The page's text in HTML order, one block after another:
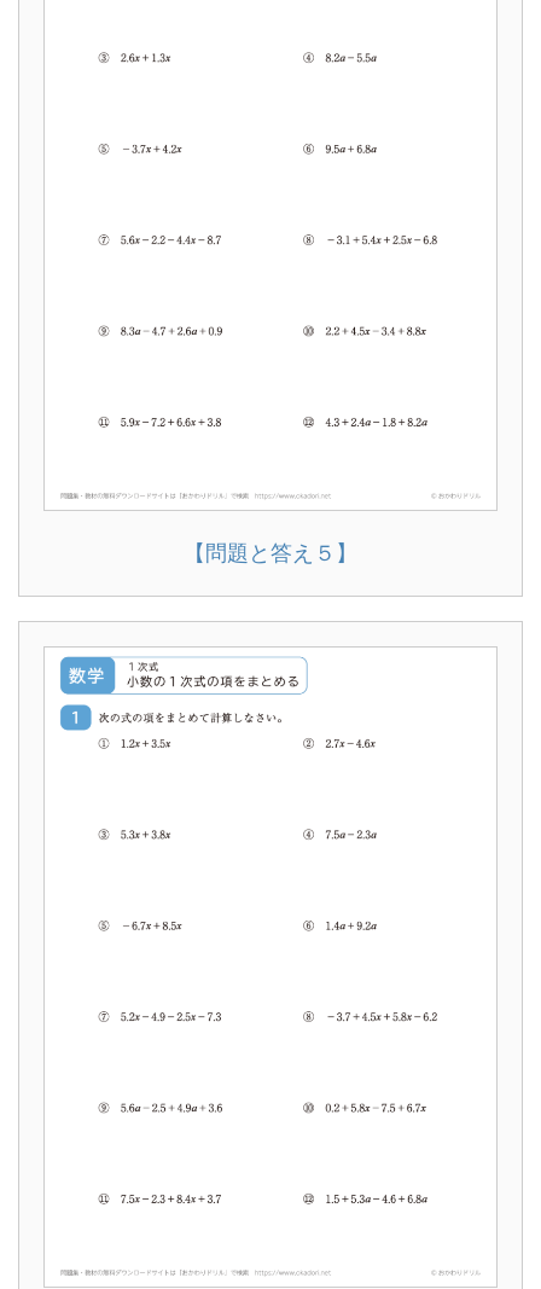
【問題と答え５】